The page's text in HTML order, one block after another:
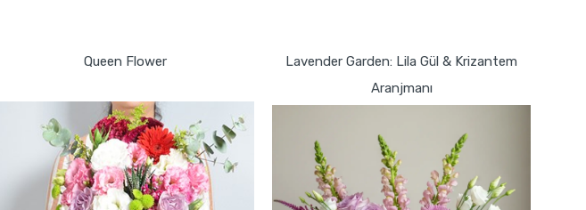
Queen Flower
Lavender Garden: Lila Gül & Krizantem
Aranjmanı